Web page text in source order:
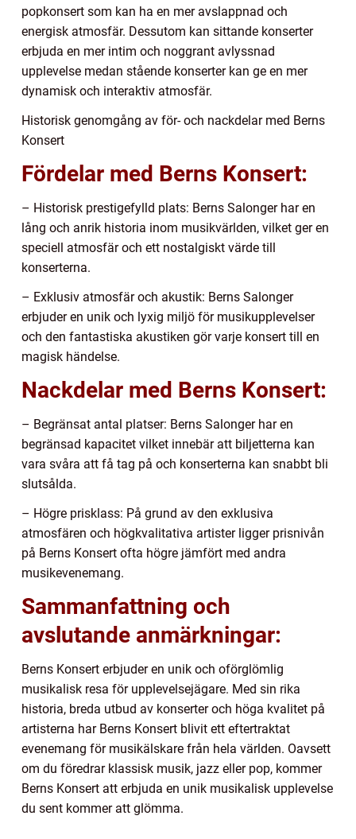
popkonsert som kan ha en mer avslappnad och
energisk atmosfär. Dessutom kan sittande konserter
erbjuda en mer intim och noggrant avlyssnad
upplevelse medan stående konserter kan ge en mer
dynamisk och interaktiv atmosfär.
Historisk genomgång av för- och nackdelar med Berns
Konsert
Fördelar med Berns Konsert:
– Historisk prestigefylld plats: Berns Salonger har en
lång och anrik historia inom musikvärlden, vilket ger en
speciell atmosfär och ett nostalgiskt värde till
konserterna.
– Exklusiv atmosfär och akustik: Berns Salonger
erbjuder en unik och lyxig miljö för musikupplevelser
och den fantastiska akustiken gör varje konsert till en
magisk händelse.
Nackdelar med Berns Konsert:
– Begränsat antal platser: Berns Salonger har en
begränsad kapacitet vilket innebär att biljetterna kan
vara svåra att få tag på och konserterna kan snabbt bli
slutsålda.
– Högre prisklass: På grund av den exklusiva
atmosfären och högkvalitativa artister ligger prisnivån
på Berns Konsert ofta högre jämfört med andra
musikevenemang.
Sammanfattning och
avslutande anmärkningar:
Berns Konsert erbjuder en unik och oförglömlig
musikalisk resa för upplevelsejägare. Med sin rika
historia, breda utbud av konserter och höga kvalitet på
artisterna har Berns Konsert blivit ett eftertraktat
evenemang för musikälskare från hela världen. Oavsett
om du föredrar klassisk musik, jazz eller pop, kommer
Berns Konsert att erbjuda en unik musikalisk upplevelse
du sent kommer att glömma.